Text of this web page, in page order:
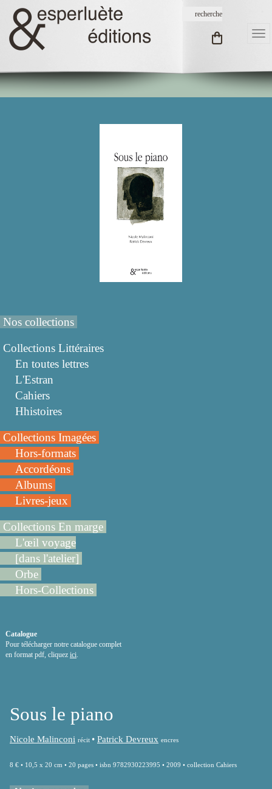
Nos collections
Collections Littéraires
En toutes lettres
L'Estran
Cahiers
Hhistoires
Collections Imagées
Hors-formats
Accordéons
Albums
Livres-jeux
Collections En marge
L'œil voyage
[dans l'atelier]
Orbe
Hors-Collections
Catalogue
Pour télécharger notre catalogue complet
en format pdf, cliquez ici
Sous le piano
Nicole Malinconi récit • Patrick Devreux encres
8 € • 10,5 x 20 cm • 20 pages • isbn 9782930223995 • 2009 • collection Cahiers